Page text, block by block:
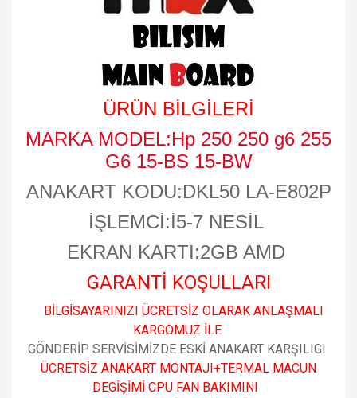
ÜRÜN BİLGİLERİ
MARKA MODEL:Hp 250 250 g6 255
G6 15-BS 15-BW
ANAKART KODU:DKL50 LA-E802P
İŞLEMCİ:İ5-7 NESİL
EKRAN KARTI:2GB AMD
GARANTİ KOŞULLARI
BİLGİSAYARINIZI ÜCRETSİZ OLARAK ANLAŞMALI
KARGOMUZ İLE
GÖNDERİP SERVİSİMİZDE ESKİ ANAKART KARŞILIGI
ÜCRETSİZ ANAKART MONTAJI+TERMAL MACUN
DEGİŞİMİ CPU FAN BAKIMINI